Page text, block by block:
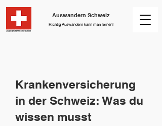
Richtig Auswandern kann man lernen!
Auswandern Schweiz
Krankenversicherung
in der Schweiz: Was du
wissen musst